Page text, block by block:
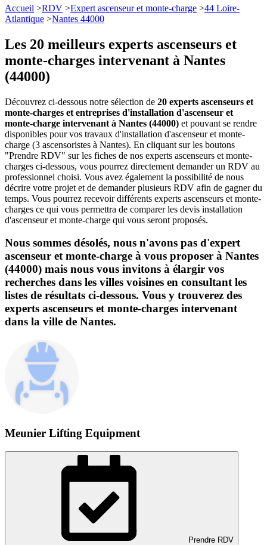
Accueil >RDV >Expert ascenseur et monte-charge >44 Loire-
Atlantique >Nantes 44000
Les 20 meilleurs experts ascenseurs et
monte-charges intervenant à Nantes
(44000)
Découvrez ci-dessous notre sélection de 20 experts ascenseurs et
monte-charges et entreprises d'installation d'ascenseur et
monte-charge intervenant à Nantes (44000) et pouvant se rendre
disponibles pour vos travaux d'installation d'ascenseur et monte-
charge (3 ascensoristes à Nantes). En cliquant sur les boutons
"Prendre RDV" sur les fiches de nos experts ascenseurs et monte-
charges ci-dessous, vous pourrez directement demander un RDV au
professionnel choisi. Vous avez également la possibilité de nous
décrire votre projet et de demander plusieurs RDV afin de gagner du
temps. Vous pourrez recevoir différents experts ascenseurs et monte-
charges ce qui vous permettra de comparer les devis installation
d'ascenseur et monte-charge qui vous seront proposés.
Nous sommes désolés, nous n'avons pas d'expert
ascenseur et monte-charge à vous proposer à Nantes
(44000) mais nous vous invitons à élargir vos
recherches dans les villes voisines en consultant les
listes de résultats ci-dessous. Vous y trouverez des
experts ascenseurs et monte-charges intervenant
dans la ville de Nantes.
Meunier Lifting Equipment
Prendre RDV